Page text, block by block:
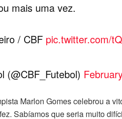
mais uma vez.
/ CBF pic.twitter.com/
(@CBF_Futebol)
Marlon Gomes celebrou a
Sabíamos que seria muito